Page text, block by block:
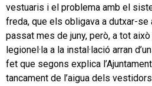
vestuaris i el problema amb el
freda, que els obligava a dutxar-se
passat mes de juny, però, a tot
legionel·la a la instal·lació arran
fet que segons explica
tancament de l’aigua dels